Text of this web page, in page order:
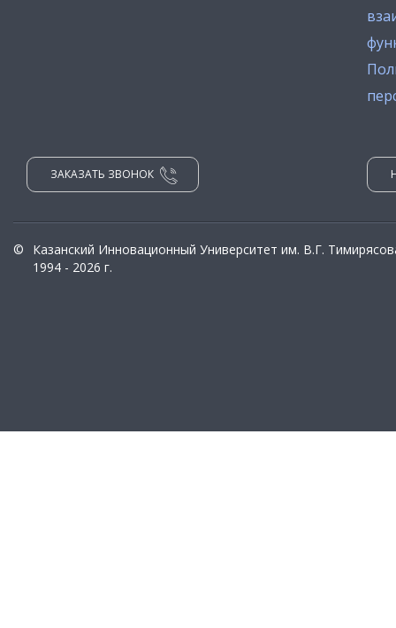
ЗАКАЗАТЬ ЗВОНОК
©
Казанский Инновационный Университет им. В.Г.
1994 - 2026 г.